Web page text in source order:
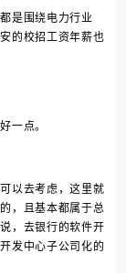
是围绕电力行业
的校招工资年薪也
一点。
以去考虑，这里就
，且基本都属于总
，去银行的软件开
发中心子公司化的